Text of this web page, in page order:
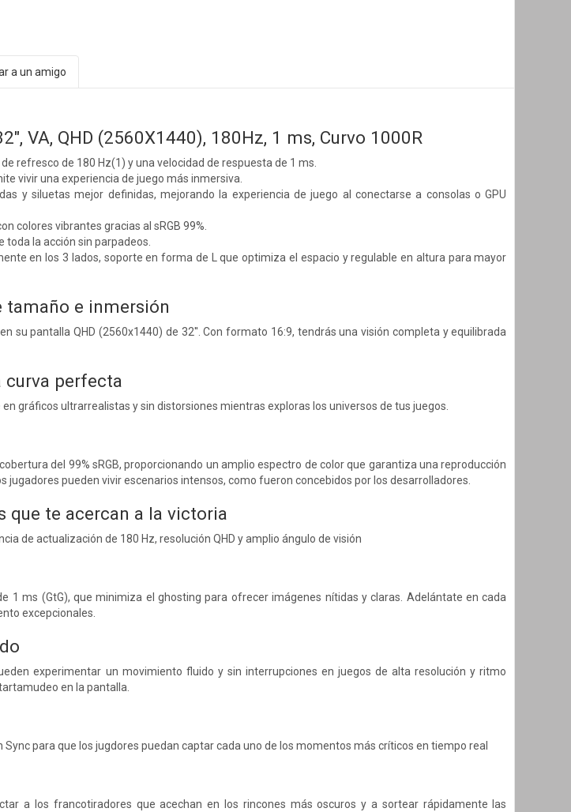
a un amigo
VA, QHD (2560X1440), 180Hz, 1 ms, Curvo 1000R
refresco de 180 Hz(1) y una velocidad de respuesta de 1 ms.
vivir una experiencia de juego más inmersiva.
y siluetas mejor definidas, mejorando la experiencia de juego al conectarse a consolas o GPU
colores vibrantes gracias al sRGB 99%.
toda la acción sin parpadeos.
en los 3 lados, soporte en forma de L que optimiza el espacio y regulable en altura para mayor
tamaño e inmersión
su pantalla QHD (2560x1440) de 32''. Con formato 16:9, tendrás una visión completa y equilibrada
curva perfecta
gráficos ultrarrealistas y sin distorsiones mientras exploras los universos de tus juegos.
del 99% sRGB, proporcionando un amplio espectro de color que garantiza una reproducción
jugadores pueden vivir escenarios intensos, como fueron concebidos por los desarrolladores.
que te acercan a la victoria
de actualización de 180 Hz, resolución QHD y amplio ángulo de visión
1 ms (GtG), que minimiza el ghosting para ofrecer imágenes nítidas y claras. Adelántate en cada
excepcionales.
experimentar un movimiento fluido y sin interrupciones en juegos de alta resolución y ritmo
en la pantalla.
para que los jugdores puedan captar cada uno de los momentos más críticos en tiempo real
a los francotiradores que acechan en los rincones más oscuros y a sortear rápidamente las